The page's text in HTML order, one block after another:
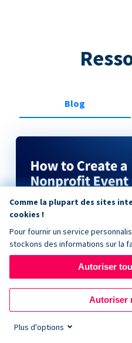
Blog
How to Create a
Comme la plupart des sites
cookies !
Pour fournir un service
stockons des informations sur la
Autoriser
Autoriser
Plus d'options